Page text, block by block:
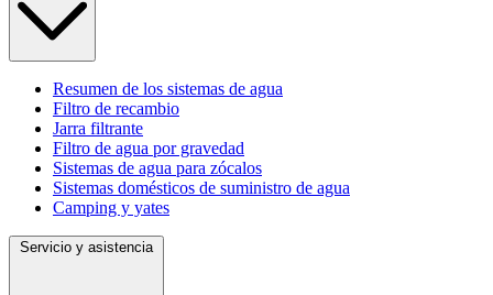
Resumen de los sistemas de agua
Filtro de recambio
Jarra filtrante
Filtro de agua por gravedad
Sistemas de agua para zócalos
Sistemas domésticos de suministro de agua
Camping y yates
Servicio y asistencia